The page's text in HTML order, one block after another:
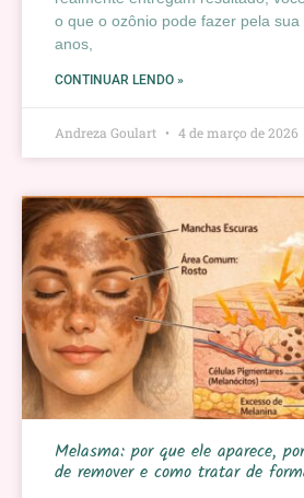
o que o ozônio pode fazer pela
anos,
CONTINUAR LENDO »
Andreza Goulart 4 de março de 2026
Melasma: por que ele aparece,
de remover e como tratar de